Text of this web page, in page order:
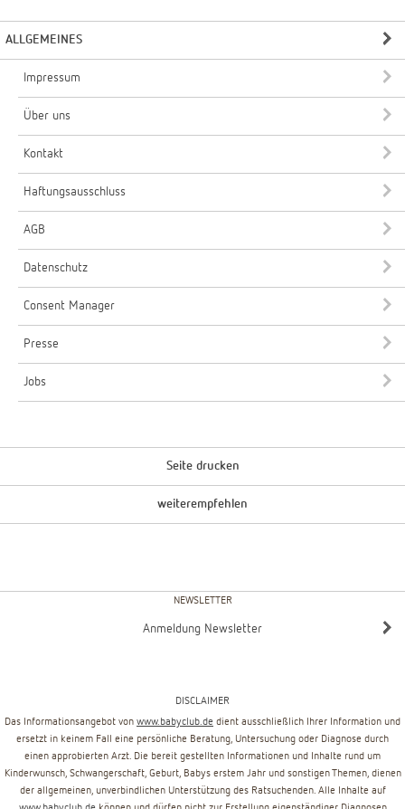
ALLGEMEINES
Impressum
Über uns
Kontakt
Haftungsausschluss
AGB
Datenschutz
Consent Manager
Presse
Jobs
Seite drucken
weiterempfehlen
NEWSLETTER
Anmeldung Newsletter
DISCLAIMER
Das Informationsangebot von www.babyclub.de dient ausschließlich Ihrer Information und
ersetzt in keinem Fall eine persönliche Beratung, Untersuchung oder Diagnose durch
einen approbierten Arzt. Die bereit gestellten Informationen und Inhalte rund um
Kinderwunsch, Schwangerschaft, Geburt, Babys erstem Jahr und sonstigen Themen, dienen
der allgemeinen, unverbindlichen Unterstützung des Ratsuchenden. Alle Inhalte auf